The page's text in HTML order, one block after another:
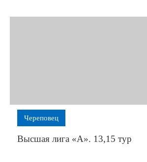
Череповец
Высшая лига «А». 13,15 тур